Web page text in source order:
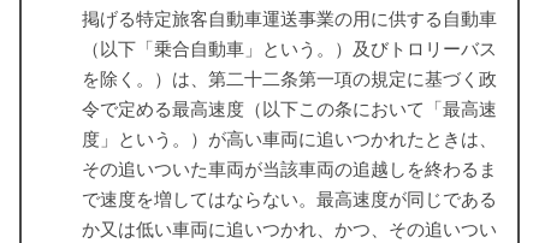
掲げる特定旅客自動車運送事業の用に供する自動車
（以下「乗合自動車」という。）及びトロリーバス
を除く。）は、第二十二条第一項の規定に基づく政
令で定める最高速度（以下この条において「最高速
度」という。）が高い車両に追いつかれたときは、
その追いついた車両が当該車両の追越しを終わるま
で速度を増してはならない。最高速度が同じである
か又は低い車両に追いつかれ、かつ、その追いつい